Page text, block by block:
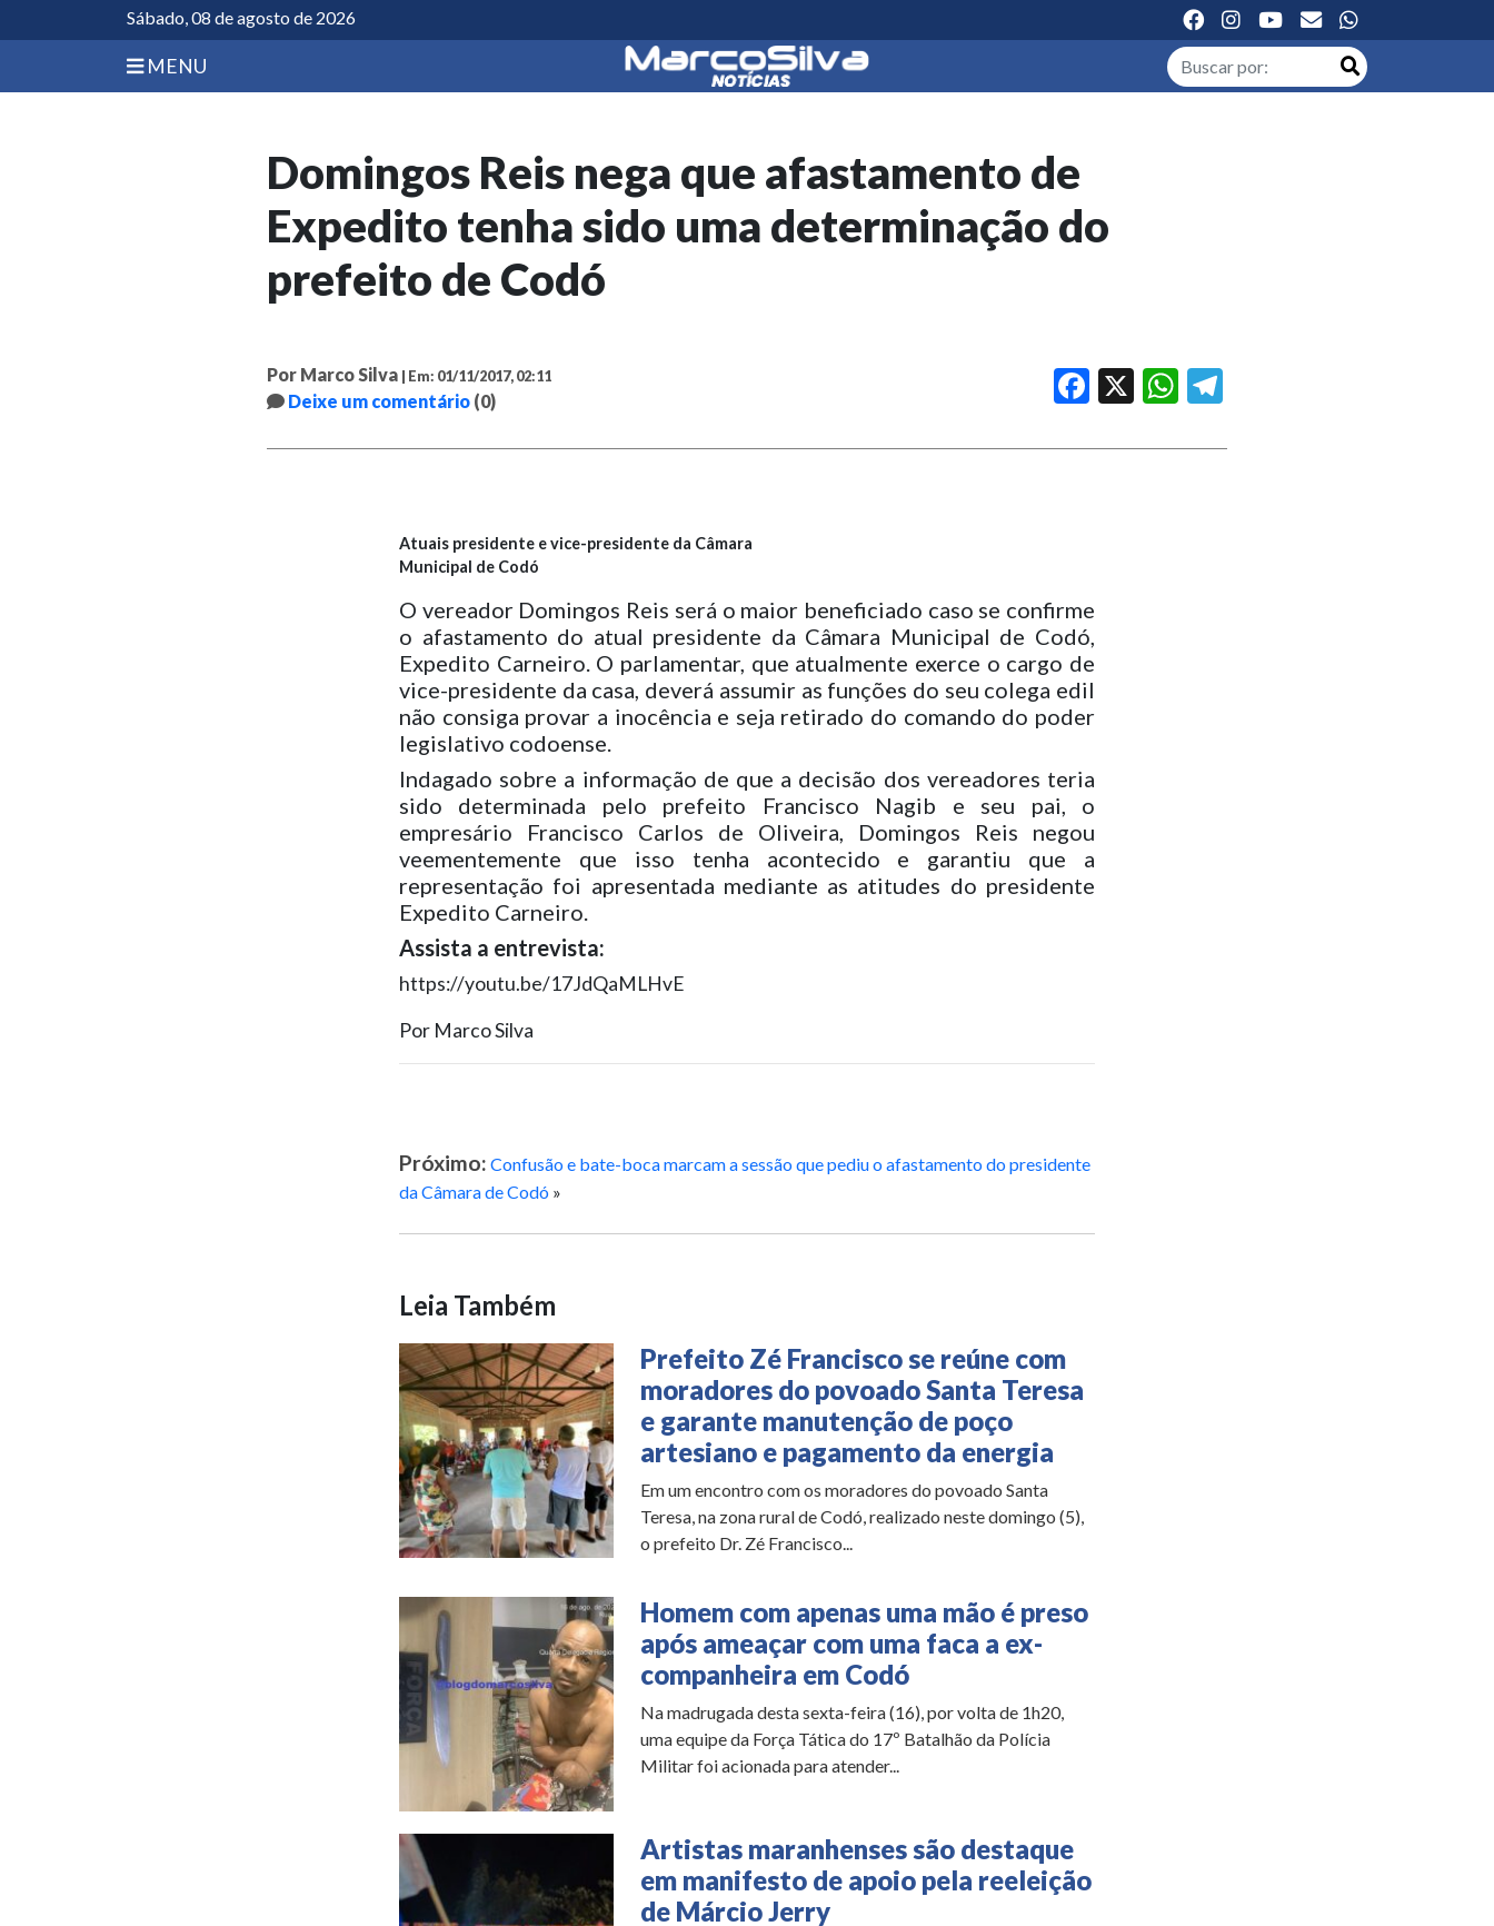
Sábado, 08 de agosto de 2026
MENU
Domingos Reis nega que afastamento de
Expedito tenha sido uma determinação do
prefeito de Codó
Por Marco Silva | Em: 01/11/2017, 02:11
Deixe um comentário (0)
Facebook WhatsApp
Atuais presidente e vice-presidente da Câmara
Municipal de Codó
O vereador Domingos Reis será o maior beneficiado caso se confirme
o afastamento do atual presidente da Câmara Municipal de Codó,
Expedito Carneiro. O parlamentar, que atualmente exerce o cargo de
vice-presidente da casa, deverá assumir as funções do seu colega edil
não consiga provar a inocência e seja retirado do comando do poder
legislativo codoense.
Indagado sobre a informação de que a decisão dos vereadores teria
sido determinada pelo prefeito Francisco Nagib e seu pai, o
empresário Francisco Carlos de Oliveira, Domingos Reis negou
veementemente que isso tenha acontecido e garantiu que a
representação foi apresentada mediante as atitudes do presidente
Expedito Carneiro.
Assista a entrevista:
https://youtu.be/17JdQaMLHvE
Por Marco Silva
Próximo: Confusão e bate-boca marcam a sessão que pediu o afastamento do presidente
da Câmara de Codó »
Leia Também
Prefeito Zé Francisco se reúne com
moradores do povoado Santa Teresa
e garante manutenção de poço
artesiano e pagamento da energia
Em um encontro com os moradores do povoado Santa
Teresa, na zona rural de Codó, realizado neste domingo (5),
o prefeito Dr. Zé Francisco...
Homem com apenas uma mão é preso
após ameaçar com uma faca a ex-
companheira em Codó
Na madrugada desta sexta-feira (16), por volta de 1h20,
uma equipe da Força Tática do 17º Batalhão da Polícia
Militar foi acionada para atender...
Artistas maranhenses são destaque
em manifesto de apoio pela reeleição
de Márcio Jerry